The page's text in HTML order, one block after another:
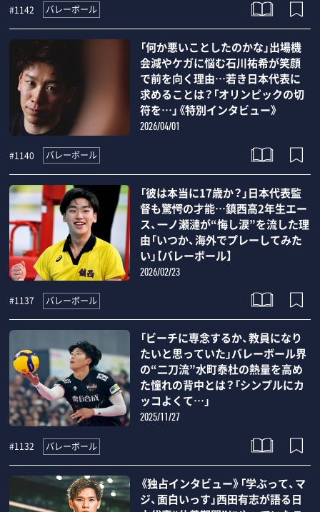
#1142 バレーボール
「何か悪いことしたのかな」出場機
会減やケガに悩む石川祐希が笑顔
で前を向く理由…若き日本代表に
求めることは？「オリンピックの切
符を…」《特別インタビュー》
2026/04/01
#1140 バレーボール
「彼は本当に17歳か？」日本代表監
督も驚愕の才能…鎮西高2年生エー
ス、一ノ瀬漣が“悔し涙”を流した理
由「いつか、海外でプレーしてみた
い」【バレーボール】
2026/02/23
#1137 バレーボール
「ビーチに専念するか、教員になり
たいと思っていた」バレーボール界
の“二刀流”水町泰杜の熱量を高め
た憧れの背中とは？「シンプルにカ
ッコよくて…」
2025/11/27
#1132 バレーボール
《独占インタビュー》「学ぶって、マ
ジ、面白いっす」西田有志が語る日